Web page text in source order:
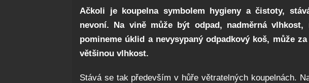
Ačkoli je koupelna symbolem hygieny a čistoty,
nevoní. Na vině může být odpad, nadměrná
pomineme úklid a nevysypaný odpadkový koš, může
většinou vlhkost.
Stává se tak především v hůře větratelných koupelnách.